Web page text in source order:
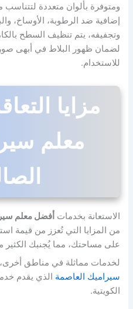
ومتوفرة بألوان متعددة لتتناسب
إضافية ضد الرطوبة، الأوساخ،
وتجفيفه، يتم تنظيف السطح
لضمان ظهور البلاط في أبهى
للاستخدام.
مزايا
معلم
الاستعانة بخدمات أفضل معلم
من المزايا التي تُعزز من قيمة
على مساحتك، مما يُجنبك الكثير
لخدمات مماثلة في مناطق
سيراميك العاصمة الذي يقدم
الكويتية.